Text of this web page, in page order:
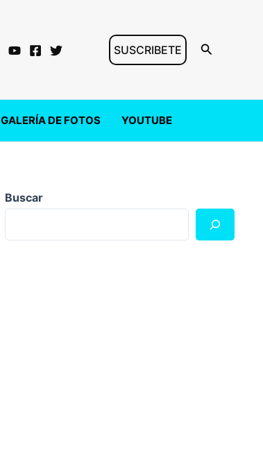
SUSCRIBETE Buscar
GALERÍA DE FOTOS YOUTUBE
Buscar